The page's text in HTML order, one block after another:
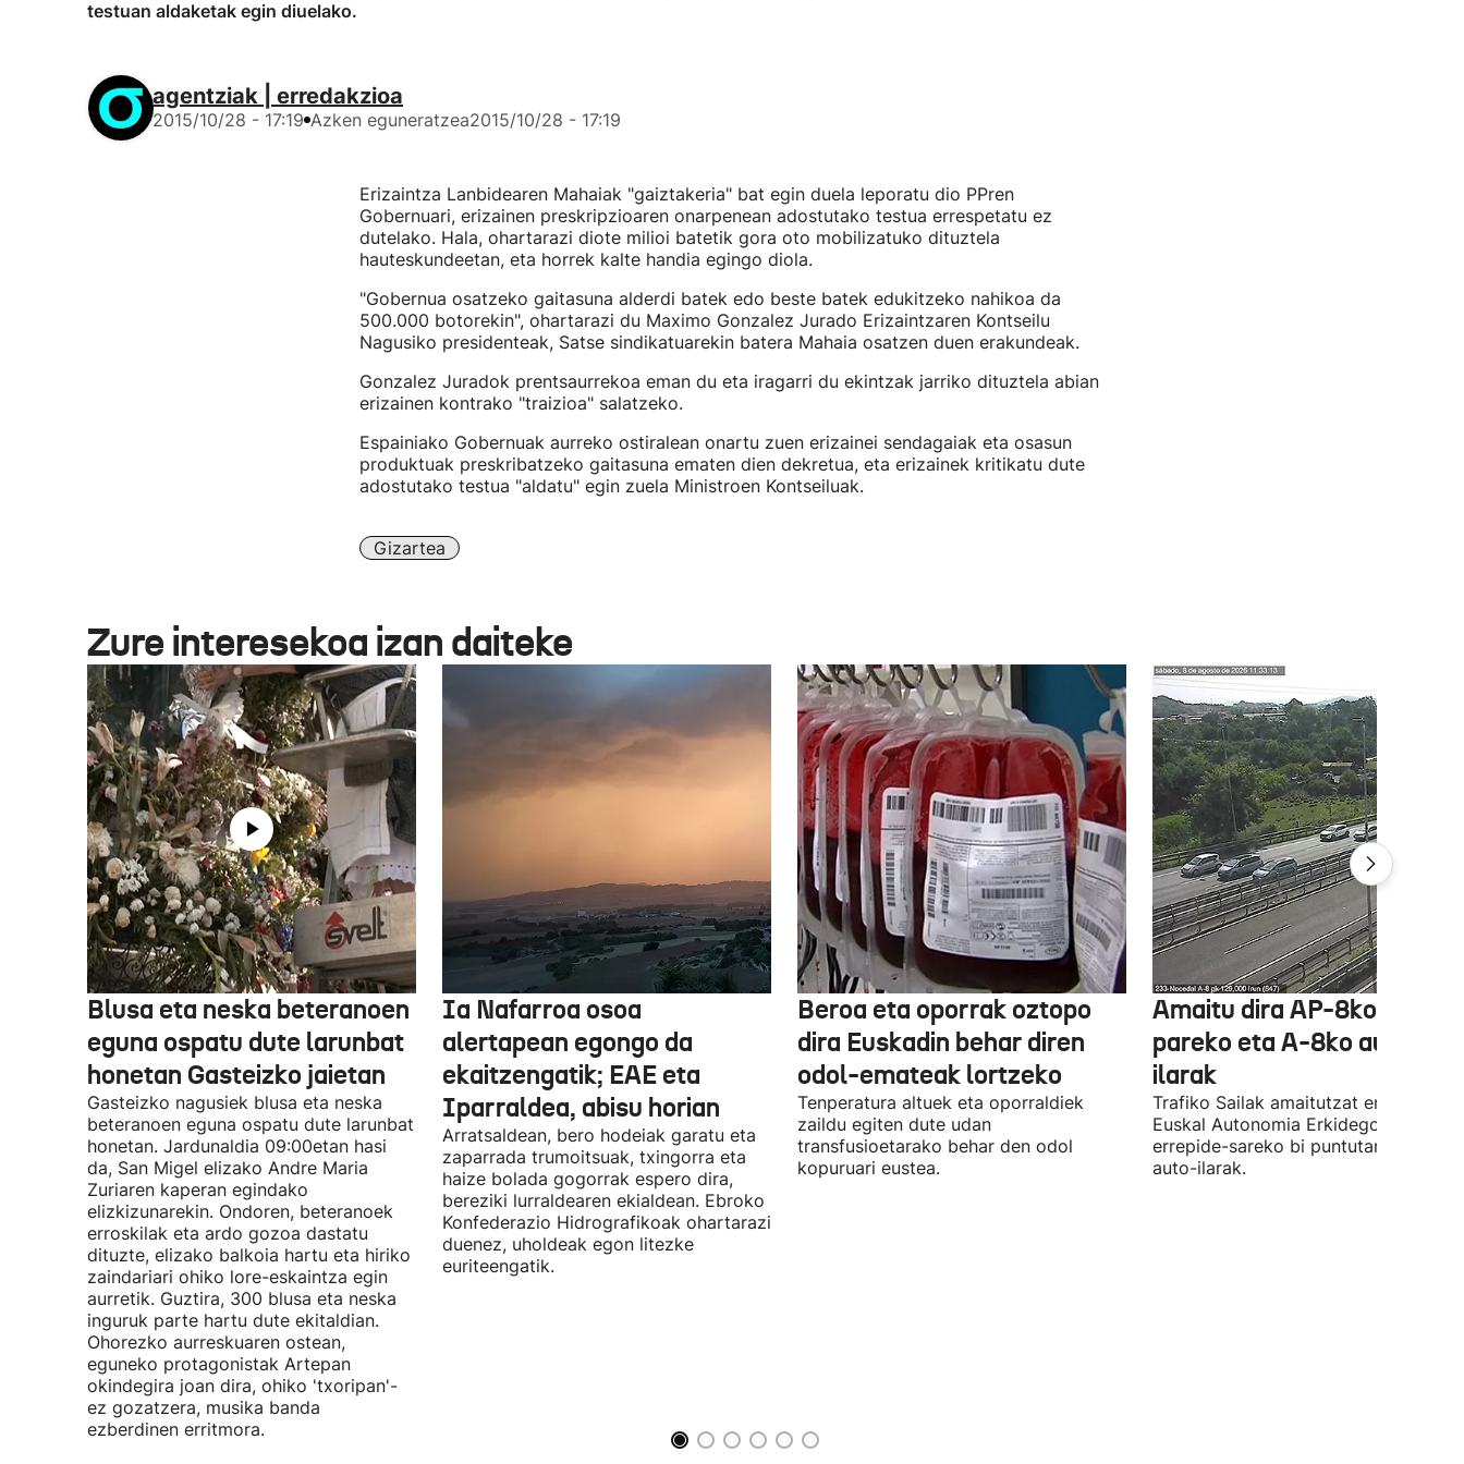
testuan aldaketak egin diuelako.
agentziak | erredakzioa
2015/10/28 - 17:19 Azken eguneratzea2015/10/28 - 17:19
Erizaintza Lanbidearen Mahaiak "gaiztakeria" bat egin duela leporatu dio PPren
Gobernuari, erizainen preskripzioaren onarpenean adostutako testua errespetatu ez
dutelako. Hala, ohartarazi diote milioi batetik gora oto mobilizatuko dituztela
hauteskundeetan, eta horrek kalte handia egingo diola.
"Gobernua osatzeko gaitasuna alderdi batek edo beste batek edukitzeko nahikoa da
500.000 botorekin", ohartarazi du Maximo Gonzalez Jurado Erizaintzaren Kontseilu
Nagusiko presidenteak, Satse sindikatuarekin batera Mahaia osatzen duen erakundeak.
Gonzalez Juradok prentsaurrekoa eman du eta iragarri du ekintzak jarriko dituztela abian
erizainen kontrako "traizioa" salatzeko.
Espainiako Gobernuak aurreko ostiralean onartu zuen erizainei sendagaiak eta osasun
produktuak preskribatzeko gaitasuna ematen dien dekretua, eta erizainek kritikatu dute
adostutako testua "aldatu" egin zuela Ministroen Kontseiluak.
Gizartea
Zure interesekoa izan daiteke
Blusa eta neska beteranoen
eguna ospatu dute larunbat
honetan Gasteizko jaietan
Gasteizko nagusiek blusa eta neska
beteranoen eguna ospatu dute larunbat
honetan. Jardunaldia 09:00etan hasi
da, San Migel elizako Andre Maria
Zuriaren kaperan egindako
elizkizunarekin. Ondoren, beteranoek
erroskilak eta ardo gozoa dastatu
dituzte, elizako balkoia hartu eta hiriko
zaindariari ohiko lore-eskaintza egin
aurretik. Guztira, 300 blusa eta neska
inguruk parte hartu dute ekitaldian.
Ohorezko aurreskuaren ostean,
eguneko protagonistak Artepan
okindegira joan dira, ohiko 'txoripan'-
ez gozatzera, musika banda
ezberdinen erritmora.
Ia Nafarroa osoa
alertapean egongo da
ekaitzengatik; EAE eta
Iparraldea, abisu horian
Arratsaldean, bero hodeiak garatu eta
zaparrada trumoitsuak, txingorra eta
haize bolada gogorrak espero dira,
bereziki lurraldearen ekialdean. Ebroko
Konfederazio Hidrografikoak ohartarazi
duenez, uholdeak egon litezke
euriteengatik.
Beroa eta oporrak oztopo
dira Euskadin behar diren
odol-emateak lortzeko
Tenperatura altuek eta oporraldiek
zaildu egiten dute udan
transfusioetarako behar den odol
kopuruari eustea.
Amaitu dira AP-8ko Irun
pareko eta A-8ko auto-
ilarak
Trafiko Sailak amaitutzat eman ditu
Euskal Autonomia Erkidegoko
errepide-sareko bi puntutan
auto-ilarak.